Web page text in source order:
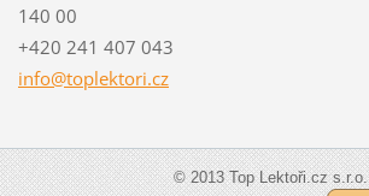
140 00
+420 241 407 043
info@toplektori.cz
© 2013 Top Lektoři.cz s.r.o.